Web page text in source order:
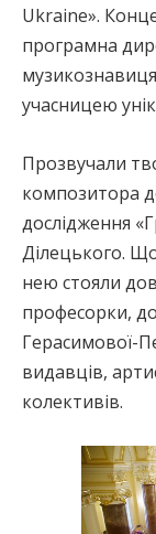
Ukraine».
програмна
учасницею
Прозвучали
композитора
дослідження
Ділецького.
нею стояли
професорки,
Герасимової-
видавців,
колективів.